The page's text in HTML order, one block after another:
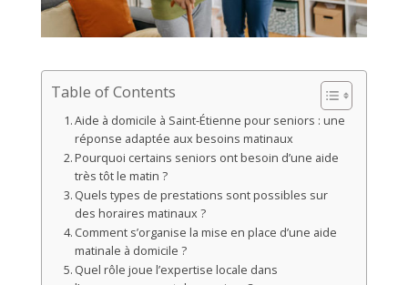
Table of Contents
Aide à domicile à Saint-Étienne pour seniors : une
réponse adaptée aux besoins matinaux
Pourquoi certains seniors ont besoin d’une aide
très tôt le matin ?
Quels types de prestations sont possibles sur
des horaires matinaux ?
Comment s’organise la mise en place d’une aide
matinale à domicile ?
Quel rôle joue l’expertise locale dans